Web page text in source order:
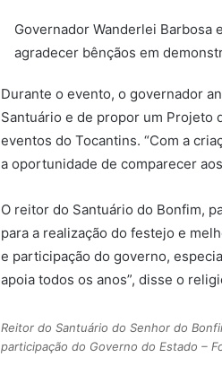
Governador Wanderlei Barbosa
agradecer bênçãos em
Durante o evento, o governador
Santuário e de propor um Projeto
eventos do Tocantins. “Com a
a oportunidade de comparecer
O reitor do Santuário do Bonfim,
para a realização do festejo e
e participação do governo,
apoia todos os anos”, disse o
Reitor do Santuário do Senhor do
participação do Governo do Estado –